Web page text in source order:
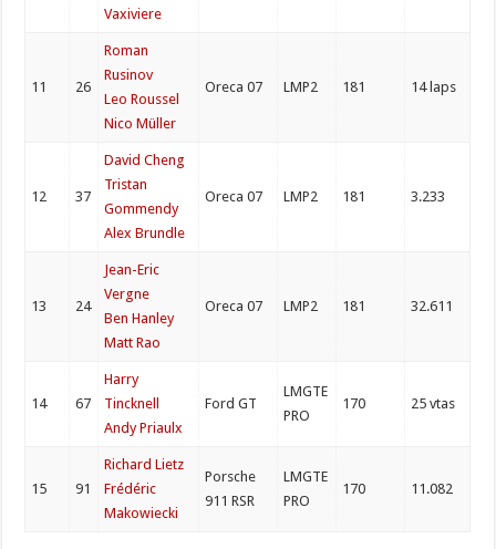
Vaxiviere
11 26
Roman
Rusinov
Leo Roussel
Nico Müller
Oreca 07 LMP2 181 14 laps
12 37
David Cheng
Tristan
Gommendy
Alex Brundle
Oreca 07 LMP2 181 3.233
13 24
Jean-Eric
Vergne
Ben Hanley
Matt Rao
Oreca 07 LMP2 181 32.611
14 67
Harry
Tincknell
Andy Priaulx
Ford GT
LMGTE
PRO
170 25 vtas
15 91
Richard Lietz
Frédéric
Makowiecki
Porsche
911 RSR
LMGTE
PRO
170 11.082